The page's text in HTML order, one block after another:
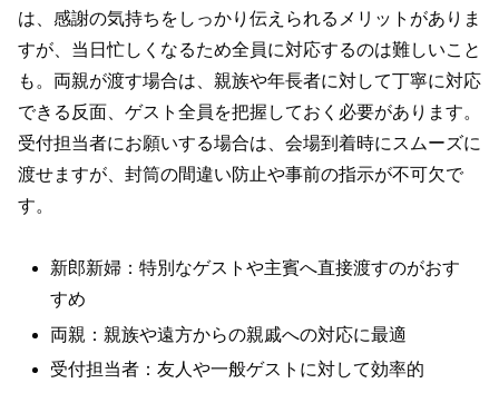
は、感謝の気持ちをしっかり伝えられるメリットがありま
すが、当日忙しくなるため全員に対応するのは難しいこと
も。両親が渡す場合は、親族や年長者に対して丁寧に対応
できる反面、ゲスト全員を把握しておく必要があります。
受付担当者にお願いする場合は、会場到着時にスムーズに
渡せますが、封筒の間違い防止や事前の指示が不可欠で
す。
新郎新婦：特別なゲストや主賓へ直接渡すのがおす
すめ
両親：親族や遠方からの親戚への対応に最適
受付担当者：友人や一般ゲストに対して効率的